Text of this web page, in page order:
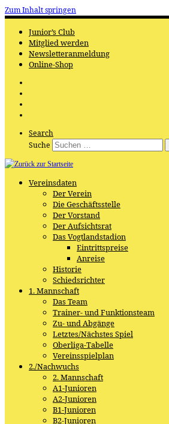
Zum Inhalt springen
Junior’s Club
Mitglied werden
Newsletteranmeldung
Online-Shop
Search
Suche
Vereinsdaten
Der Verein
Die Geschäftsstelle
Der Vorstand
Der Aufsichtsrat
Das Vogtlandstadion
Eintrittspreise
Anreise
Historie
Schiedsrichter
1. Mannschaft
Das Team
Trainer- und Funktionsteam
Zu- und Abgänge
Letztes/Nächstes Spiel
Oberliga-Tabelle
Vereinsspielplan
2./Nachwuchs
2. Mannschaft
A1-Junioren
A2-Junioren
B1-Junioren
B2-Junioren